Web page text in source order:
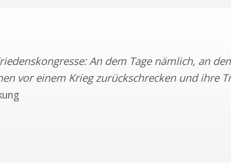
An dem Tage nämlich, an
vor einem Krieg zurückschrecken und ihre